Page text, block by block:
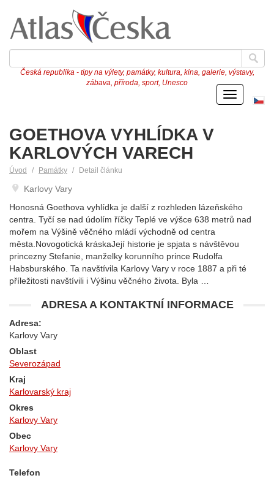
Česká republika - tipy na výlety, památky, kultura, kina, galerie, výstavy,
zábava, příroda, sport, Unesco
Menu
GOETHOVA VYHLÍDKA V
KARLOVÝCH VARECH
Úvod Památky Detail článku
Karlovy Vary
Honosná Goethova vyhlídka je další z rozhleden lázeňského
centra. Tyčí se nad údolím říčky Teplé ve výšce 638 metrů nad
mořem na Výšině věčného mládí východně od centra
města.Novogotická kráskaJejí historie je spjata s návštěvou
princezny Stefanie, manželky korunního prince Rudolfa
Habsburského. Ta navštívila Karlovy Vary v roce 1887 a při té
příležitosti navštívili i Výšinu věčného života. Byla …
ADRESA A KONTAKTNÍ INFORMACE
Adresa:
Karlovy Vary
Oblast
Severozápad
Kraj
Karlovarský kraj
Okres
Karlovy Vary
Obec
Karlovy Vary
Telefon